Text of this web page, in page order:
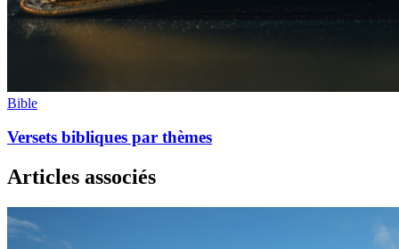
Bible
Versets bibliques par thèmes
Articles associés